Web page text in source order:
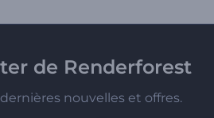
de Renderforest
nouvelles et offres.